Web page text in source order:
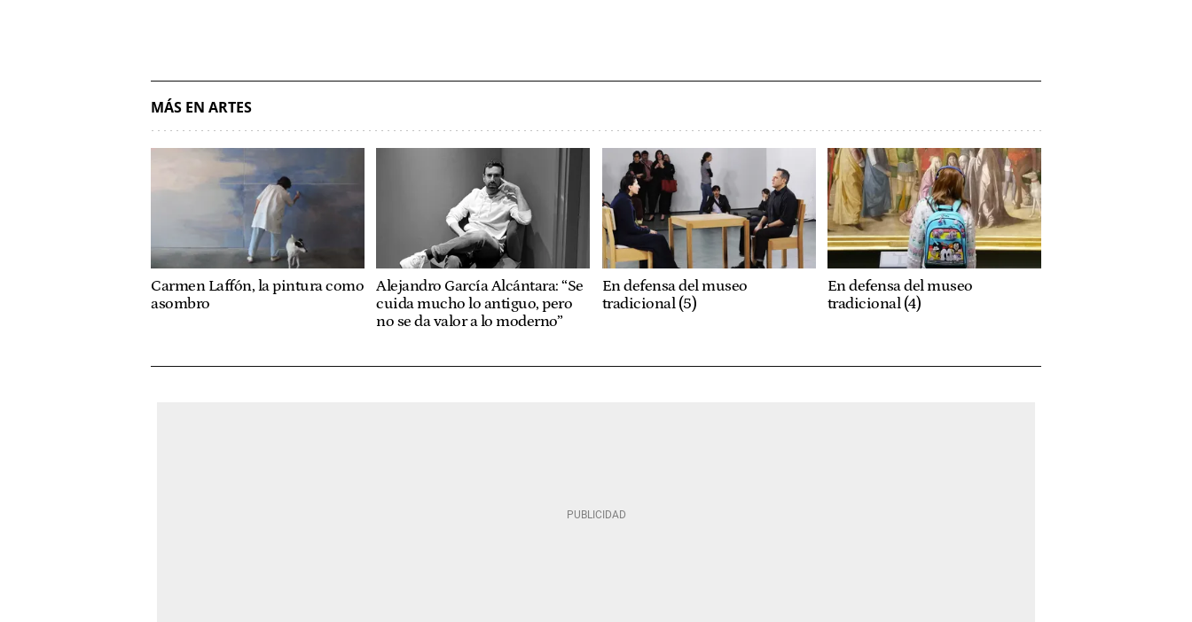
MÁS EN ARTES
Carmen Laffón, la pintura como
asombro
Alejandro García Alcántara: “Se
cuida mucho lo antiguo, pero
no se da valor a lo moderno”
En defensa del museo
tradicional (5)
En defensa del museo
tradicional (4)